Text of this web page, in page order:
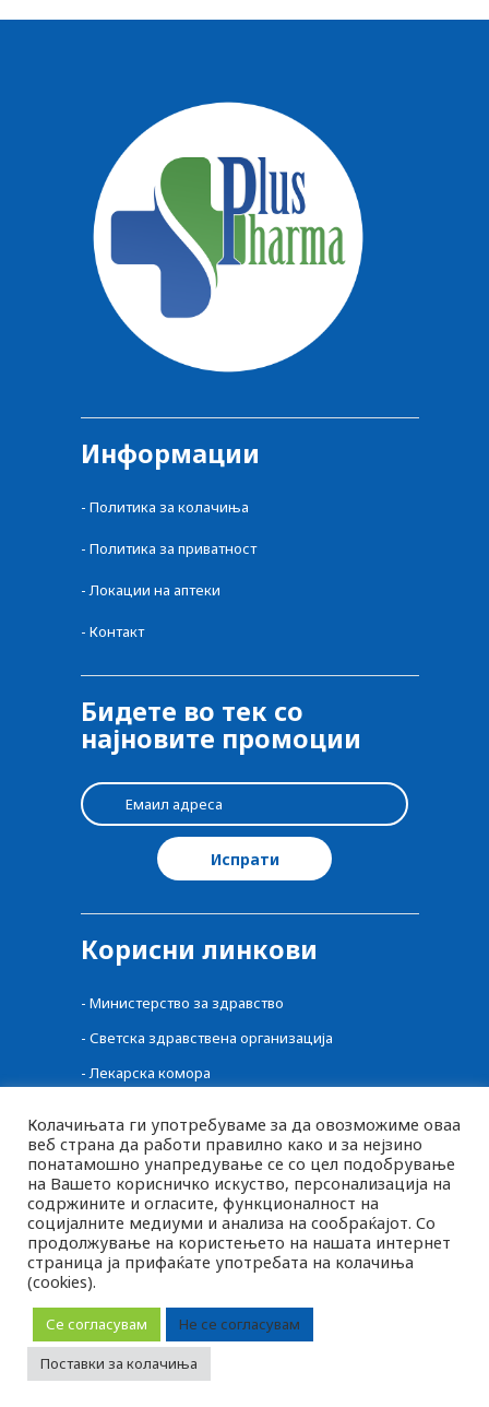
MK
Информации
- Политика за колачиња
- Политика за приватност
- Локации на аптеки
- Контакт
Бидете во тек со
најновите промоции
Корисни линкови
- Министерство за здравство
- Светска здравствена организација
-Лекарска комора
-Фонд за здравство
-Фармацевтска комора
-Агенција за Храна и Ветеринарство
Следете нè
Колачињата ги употребуваме за да овозможиме оваа
веб страна да работи правилно како и за нејзино
понатамошно унапредување се со цел подобрување
на Вашето корисничко искуство, персонализација на
содржините и огласите, функционалност на
социјалните медиуми и анализа на сообраќајот. Со
продолжување на користењето на нашата интернет
страница ја прифаќате употребата на колачиња
(cookies).
Се согласувам
Не се согласувам
Поставки за колачиња